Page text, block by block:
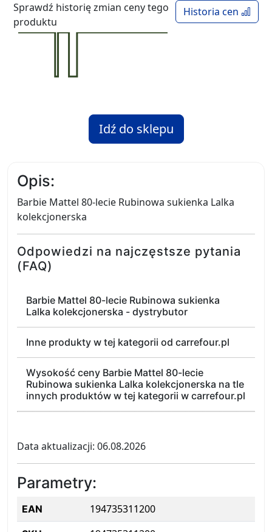
Historia cen
Sprawdź historię zmian ceny tego
produktu
Idź do sklepu
Opis:
Barbie Mattel 80-lecie Rubinowa sukienka Lalka
kolekcjonerska
Odpowiedzi na najczęstsze pytania
(FAQ)
Barbie Mattel 80-lecie Rubinowa sukienka
Lalka kolekcjonerska - dystrybutor
Inne produkty w tej kategorii od carrefour.pl
Wysokość ceny Barbie Mattel 80-lecie
Rubinowa sukienka Lalka kolekcjonerska na tle
innych produktów w tej kategorii w carrefour.pl
Data aktualizacji: 06.08.2026
Parametry:
EAN 194735311200